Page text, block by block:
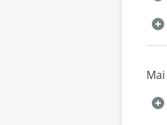
Mai